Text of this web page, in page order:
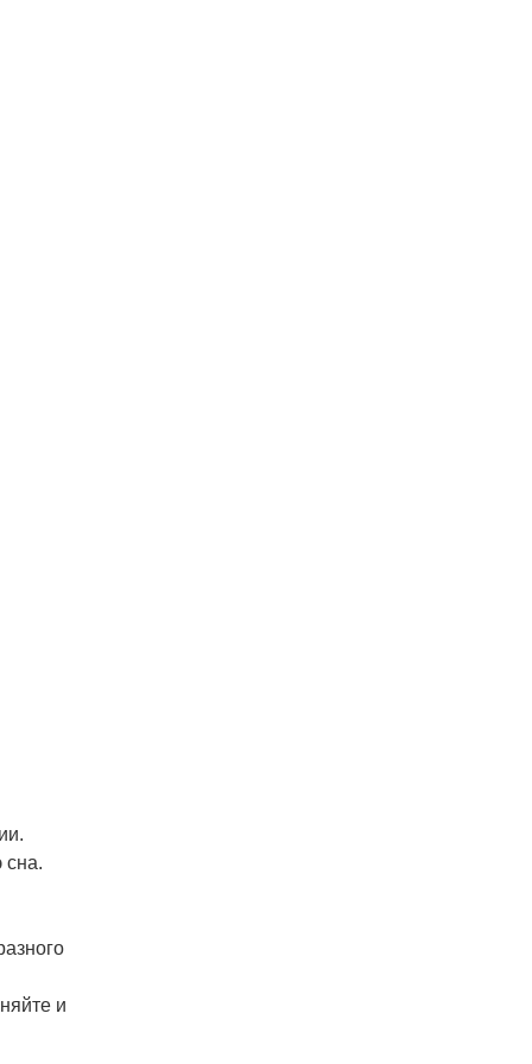
сна.
и